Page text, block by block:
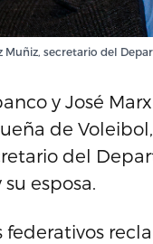
Muñiz, secretario del
y José
de
del
esposa.
federativos